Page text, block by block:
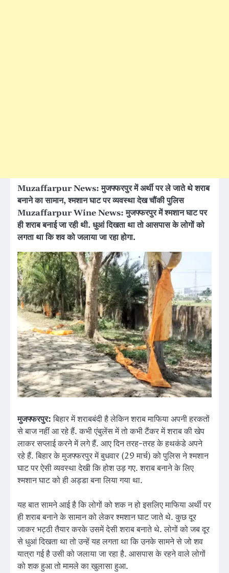
Muzaffarpur News: मुजफ्फरपुर में अर्थी पर ले जाते थे शराब
बनाने का सामान, श्मशान घाट पर व्यवस्था देख चौंकी पुलिस
Muzaffarpur Wine News: मुजफ्फरपुर में श्मशान घाट पर
ही शराब बनाई जा रही थी. धुआं दिखता था तो आसपास के लोगों को
लगता था कि शव को जलाया जा रहा होगा.
मुजफ्फरपुर:बिहार में शराबबंदी है लेकिन शराब माफिया अपनी हरकतों
से बाज नहीं आ रहे हैं. कभी एंबुलेंस में तो कभी टैंकर में शराब की खेप
लाकर सप्लाई करने में लगे हैं. आए दिन तरह-तरह के हथकंडे अपने
रहे हैं. बिहार के मुजफ्फरपुर में बुधवार (29 मार्च) को पुलिस ने श्मशान
घाट पर ऐसी व्यवस्था देखी कि होश उड़ गए. शराब बनाने के लिए
श्मशान घाट को ही अड्डा बना लिया गया था.
यह बात सामने आई है कि लोगों को शक न हो इसलिए माफिया अर्थी पर
ही शराब बनाने के सामान को लेकर श्मशान घाट जाते थे. कुछ दूर
जाकर भट्ठी तैयार करके उसमें देसी शराब बनाते थे. लोगों को जब दूर
से धुआं दिखता था तो उन्हें यह लगता था कि उनके सामने से जो शव
यात्रा गई है उसी को जलाया जा रहा है. आसपास के रहने वाले लोगों
को शक हुआ तो मामले का खुलासा हुआ.